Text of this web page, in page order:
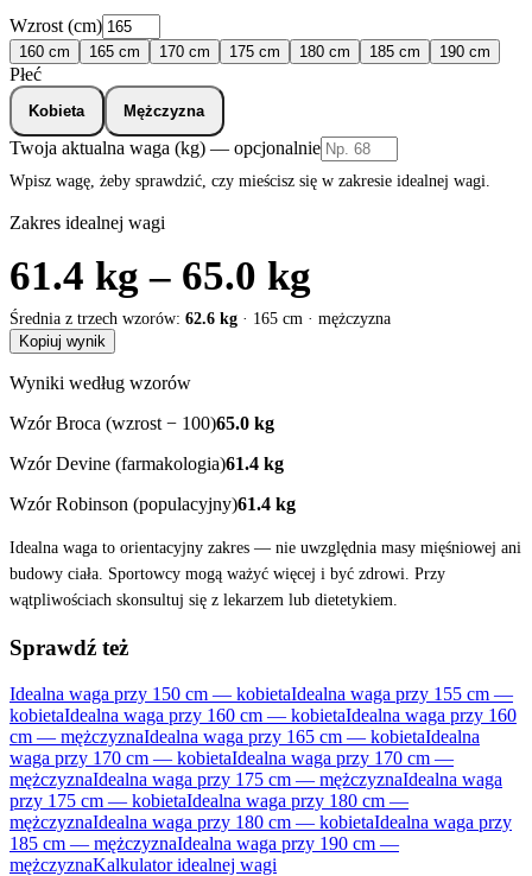
Wzrost (cm)
160 cm 165 cm 170 cm 175 cm 180 cm 185 cm 190 cm
Płeć
Kobieta Mężczyzna
Twoja aktualna waga (kg) — opcjonalnie
Wpisz wagę, żeby sprawdzić, czy mieścisz się w zakresie idealnej wagi.
Zakres idealnej wagi
61.4 kg – 65.0 kg
Średnia z trzech wzorów: 62.6 kg · 165 cm · mężczyzna
Kopiuj wynik
Wyniki według wzorów
Wzór Broca (wzrost − 100)65.0 kg
Wzór Devine (farmakologia)61.4 kg
Wzór Robinson (populacyjny)61.4 kg
Idealna waga to orientacyjny zakres — nie uwzględnia masy mięśniowej ani
budowy ciała. Sportowcy mogą ważyć więcej i być zdrowi. Przy
wątpliwościach skonsultuj się z lekarzem lub dietetykiem.
Sprawdź też
Idealna waga przy 150 cm — kobietaIdealna waga przy 155 cm —
kobietaIdealna waga przy 160 cm — kobietaIdealna waga przy 160
cm — mężczyznaIdealna waga przy 165 cm — kobietaIdealna
waga przy 170 cm — kobietaIdealna waga przy 170 cm —
mężczyznaIdealna waga przy 175 cm — mężczyznaIdealna waga
przy 175 cm — kobietaIdealna waga przy 180 cm —
mężczyznaIdealna waga przy 180 cm — kobietaIdealna waga przy
185 cm — mężczyznaIdealna waga przy 190 cm —
mężczyznaKalkulator idealnej wagi